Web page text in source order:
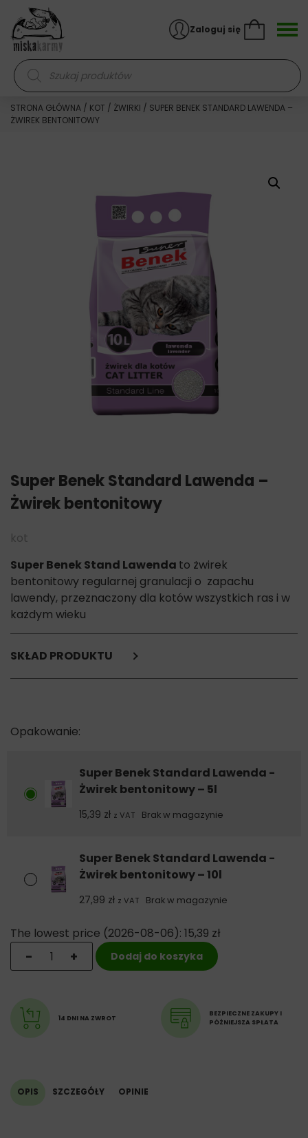
Skocz do treści
Wyszukiwarka produktów
Zaloguj się
STRONA GŁÓWNA / KOT / ŻWIRKI / SUPER BENEK STANDARD LAWENDA –
ŻWIREK BENTONITOWY
Super Benek Standard Lawenda –
Żwirek bentonitowy
kot
Super Benek Stand Lawenda to żwirek
bentonitowy regularnej granulacji o zapachu
lawendy, przeznaczony dla kotów wszystkich ras i w
każdym wieku
SKŁAD PRODUKTU
Super Benek Standard Lawenda -
Żwirek bentonitowy – 5l
15,39 zł z VAT Brak w magazynie
Super Benek Standard Lawenda -
Żwirek bentonitowy – 10l
27,99 zł z VAT Brak w magazynie
The lowest price (2026-08-06): 15,39 zł
ilość Super Benek Standard Lawenda - Żwirek
+
- Dodaj do koszyka
14 DNI NA ZWROT
BEZPIECZNE ZAKUPY I
PÓŹNIEJSZA SPŁATA
OPIS SZCZEGÓŁY OPINIE